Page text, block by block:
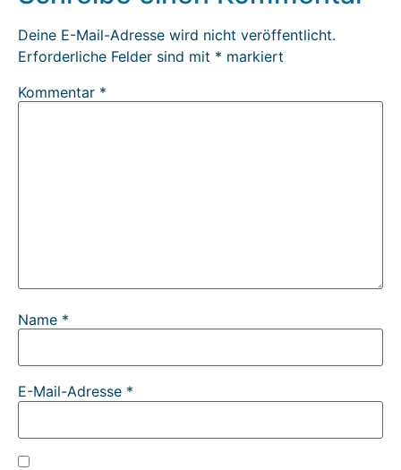
Deine E-Mail-Adresse wird nicht veröffentlicht.
Erforderliche Felder sind mit * markiert
Kommentar *
Name *
E-Mail-Adresse *